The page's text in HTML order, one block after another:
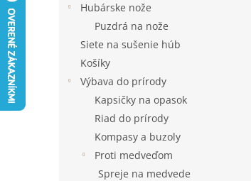
Hubárske nože
Puzdrá na nože
Siete na sušenie húb
Košíky
Výbava do prírody
Kapsičky na opasok
Riad do prírody
Kompasy a buzoly
Proti medveďom
Spreje na medvede